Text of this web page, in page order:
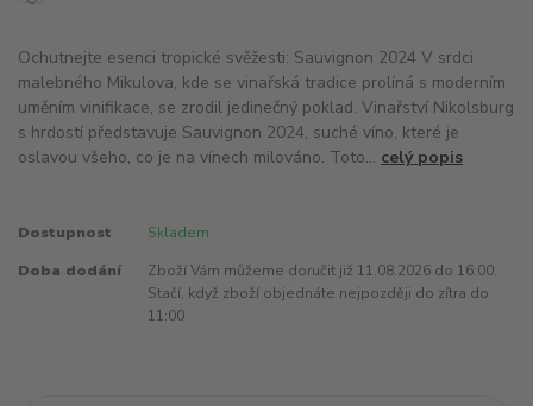
Ochutnejte esenci tropické svěžesti: Sauvignon 2024 V srdci
malebného Mikulova, kde se vinařská tradice prolíná s moderním
uměním vinifikace, se zrodil jedinečný poklad. Vinařství Nikolsburg
s hrdostí představuje Sauvignon 2024, suché víno, které je
oslavou všeho, co je na vínech milováno. Toto... celý popis
Dostupnost Skladem
Doba dodání
Zboží Vám můžeme doručit již 11.08.2026 do 16:00.
Stačí, když zboží objednáte nejpozději do zítra do
11:00